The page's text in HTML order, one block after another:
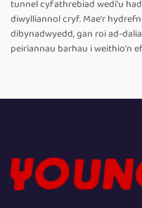
tunnel cyfathrebiad wedi'u
diwylliannol cryf. Mae'r
dibynadwyedd, gan roi ad-
peiriannau barhau i weithio'n